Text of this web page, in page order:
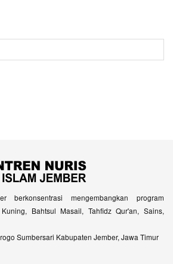
berkonsentrasi mengembangkan program
Bahtsul Masail, Tahfidz Qur'an, Sains,
Sumbersari Kabupaten Jember, Jawa Timur